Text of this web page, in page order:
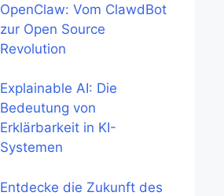
OpenClaw: Vom ClawdBot
zur Open Source
Revolution
Explainable AI: Die
Bedeutung von
Erklärbarkeit in KI-
Systemen
Entdecke die Zukunft des